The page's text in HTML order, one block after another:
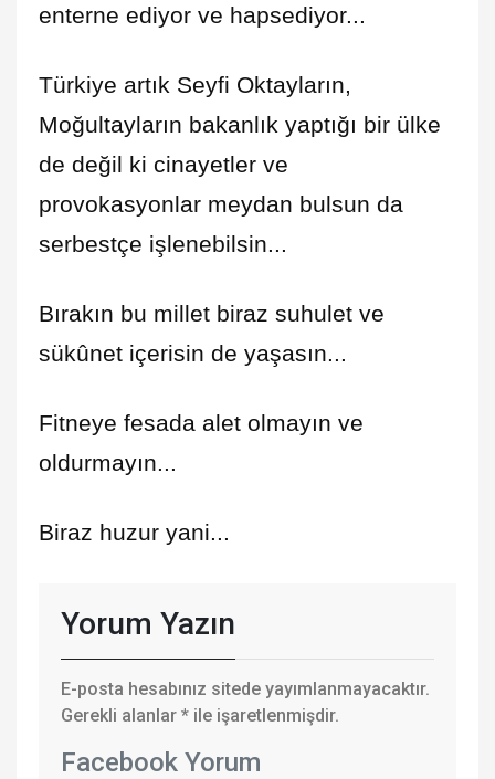
enterne ediyor ve hapsediyor...
Türkiye artık Seyfi Oktayların,
Moğultayların bakanlık yaptığı bir ülke
de değil ki cinayetler ve
provokasyonlar meydan bulsun da
serbestçe işlenebilsin...
Bırakın bu millet biraz suhulet ve
sükûnet içerisin de yaşasın...
Fitneye fesada alet olmayın ve
oldurmayın...
Biraz huzur yani...
Yorum Yazın
E-posta hesabınız sitede yayımlanmayacaktır.
Gerekli alanlar * ile işaretlenmişdir.
Facebook Yorum